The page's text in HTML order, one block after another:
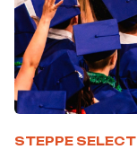
STEPPE SELECT